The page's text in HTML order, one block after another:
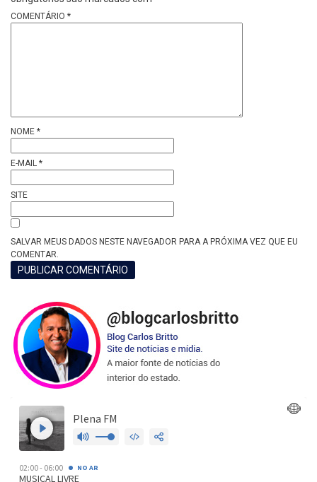
COMENTÁRIO *
NOME *
E-MAIL *
SITE
SALVAR MEUS DADOS NESTE NAVEGADOR PARA A PRÓXIMA VEZ QUE EU
COMENTAR.